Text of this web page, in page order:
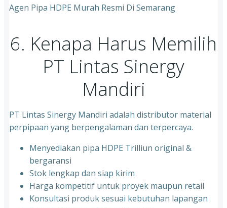
Agen Pipa HDPE Murah Resmi Di Semarang
6. Kenapa Harus Memilih
PT Lintas Sinergy
Mandiri
PT Lintas Sinergy Mandiri adalah distributor material
perpipaan yang berpengalaman dan terpercaya.
Menyediakan pipa HDPE Trilliun original &
bergaransi
⁠Stok lengkap dan siap kirim
⁠Harga kompetitif untuk proyek maupun retail
⁠Konsultasi produk sesuai kebutuhan lapangan